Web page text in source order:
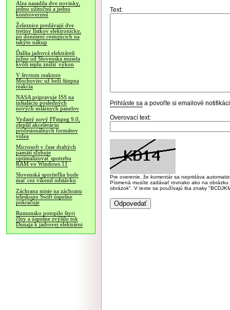
Alza nasadila dve novinky,
jednu užitočnú a jednu
kontroverznú
Železnice predávajú dve
tretiny lístkov elektronicky,
po donútení cestujúcich na
takýto nákup
Ďalšia jadrová elektráreň
južne od Slovenska musela
kvôli teplu znížiť výkon
V štvrtom reaktore
Mochoviec už beží štiepna
reakcia
NASA pripravuje ISS na
inštaláciu posledných
nových solárnych panelov
Vydaný nový FFmpeg 9.0,
zlepšil akceleráciu
profesionálnych formátov
videa
Microsoft v čase drahých
pamätí sľubuje
optimalizovať spotrebu
RAM vo Windows 11
Slovenská sporiteľňa bude
mať cez víkend odstávku
Záchrana misie na záchranu
teleskopu Swift úspešne
pokračuje
Rumunsko potopilo štyri
člny a úspešne zvýšilo tok
Dunaja k jadrovej elektrárni
Text:
Prihláste sa a povoľte si emailové
Overovací text:
Pre overenie, že komentár sa nepridáva
Písmená musíte zadávať rovnako ako na
obrázok". V texte sa používajú iba znaky